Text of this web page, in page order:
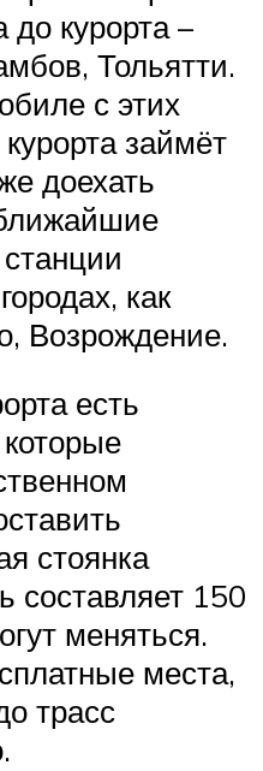
курорта –
Тольятти.
с этих
займёт
доехать
как
Возрождение.
есть
которые
стоянка
составляет 150
меняться.
места,
трасс